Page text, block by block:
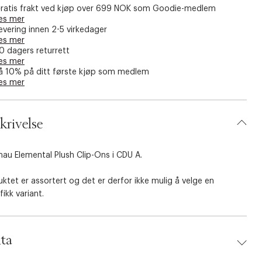
frakt ved kjøp over 699 NOK som Goodie-medlem
mer
innen 2-5 virkedager
mer
dagers returrett
mer
10% på ditt første kjøp som medlem
mer
Elemental Plush Clip-Ons i CDU A.
er assortert og det er derfor ikke mulig å velge en
variant.